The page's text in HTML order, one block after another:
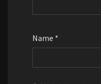
Name *